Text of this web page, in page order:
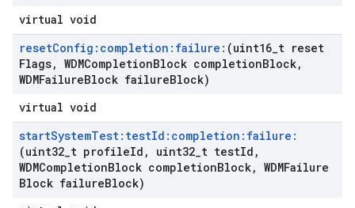
virtual void
resetConfig:completion:failure: (uint16 t reset
Flags, WDMCompletionBlock completionBlock,
WDMFailureBlock failureBlock)
virtual void
startSystemTest:testId:completion:failure:
(uint32 t profileId , uint32 t testId ,
WDMCompletionBlock completionBlock, WDMFailure
Block failureBlock)